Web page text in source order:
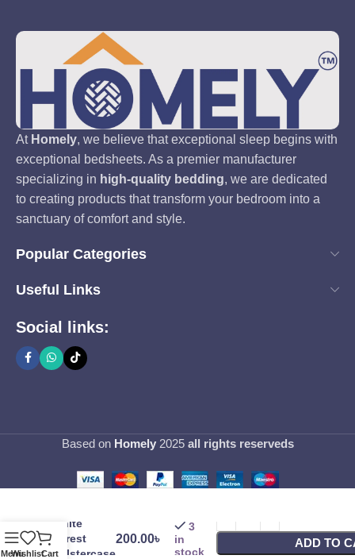
At Homely, we believe that exceptional sleep begins with
exceptional bedsheets. As a premier manufacturer
specializing in high-quality bedding, we are dedicated
to creating products that transform your bedroom into a
sanctuary of comfort and style.
Popular Categories
Useful Links
Social links:
Based on Homely2025 all rights reserveds
White
Forest
Bolstercase
200.00৳
3
in
stock
ADD TO
MenuWishlistCart